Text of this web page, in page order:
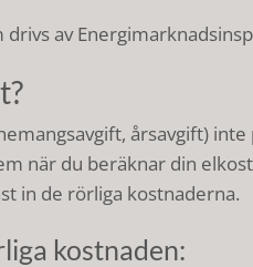
drivs av
årsavgift) inte
när du beräknar din
in de rörliga kostnaderna.
kostnaden: